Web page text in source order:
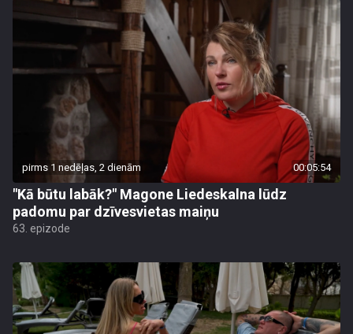
pirms 1 nedēļas, 2 dienām 00:05:54
"Kā būtu labāk?" Magone Liedeskalna lūdz
padomu par dzīvesvietas maiņu
63. epizode